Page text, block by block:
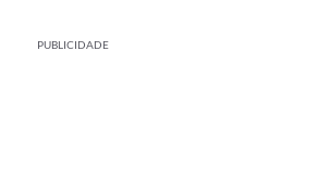
PUBLICIDADE